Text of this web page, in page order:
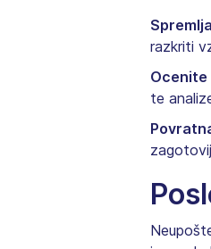
razkriti
te